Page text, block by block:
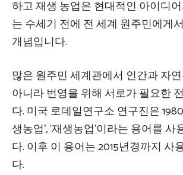
하고 재생 농업은 현대적인 아이디
는 수세기 전에 전 세계 원주민에게
개념입니다.
많은 원주민 세계관에서 인간과 자
아니라 번영을 위해 서로가 필요한
다. 미국 로데일연구소 연구진은
생농업’, ‘재생농업’이라는 용어를
다. 이후 이 용어는 2015년경까지 사
다.